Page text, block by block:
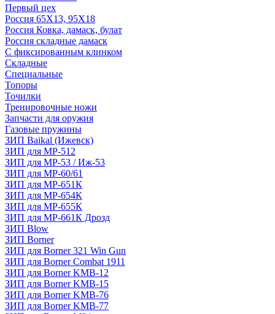
Первый цех
Россия 65Х13, 95Х18
Россия Ковка, дамаск, булат
Россия складные дамаск
С фиксированным клинком
Складные
Специальные
Топоры
Точилки
Тренировочные ножи
Запчасти для оружия
Газовые пружины
ЗИП Baikal (Ижевск)
ЗИП для МР-512
ЗИП для МР-53 / Иж-53
ЗИП для МР-60/61
ЗИП для МР-651К
ЗИП для МР-654К
ЗИП для МР-655К
ЗИП для МР-661К Дрозд
ЗИП Blow
ЗИП Borner
ЗИП для Borner 321 Win Gun
ЗИП для Borner Combat 1911
ЗИП для Borner KMB-12
ЗИП для Borner KMB-15
ЗИП для Borner KMB-76
ЗИП для Borner KMB-77